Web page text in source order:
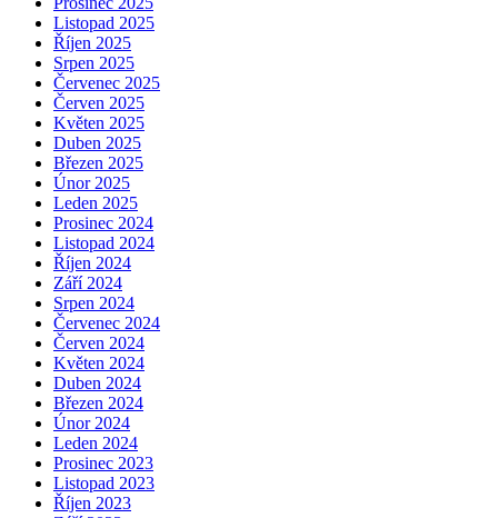
Listopad 2025
Říjen 2025
Srpen 2025
Červenec 2025
Červen 2025
Květen 2025
Duben 2025
Březen 2025
Únor 2025
Leden 2025
Prosinec 2024
Listopad 2024
Říjen 2024
Září 2024
Srpen 2024
Červenec 2024
Červen 2024
Květen 2024
Duben 2024
Březen 2024
Únor 2024
Leden 2024
Prosinec 2023
Listopad 2023
Říjen 2023